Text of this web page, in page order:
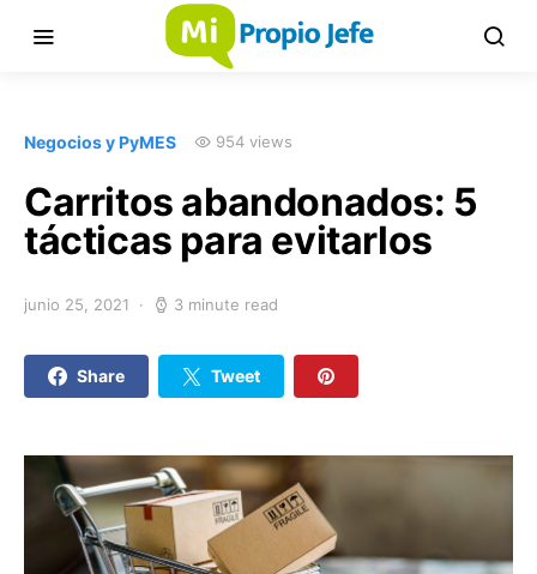
Negocios y PyMES 954 views
Carritos abandonados: 5
tácticas para evitarlos
junio 25, 2021 3 minute read
Share Tweet